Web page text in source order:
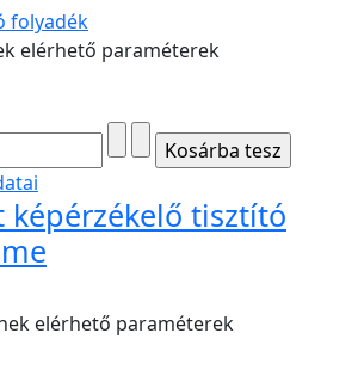
elérhető paraméterek
képérzékelő tisztító
elérhető paraméterek